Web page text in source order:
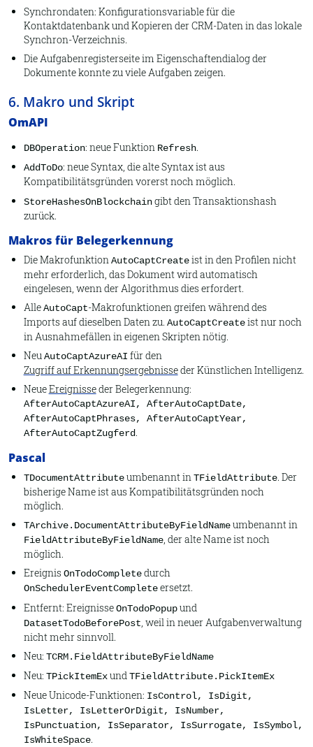
Synchrondaten: Konfigurationsvariable für die
Kontaktdatenbank und Kopieren der CRM-Daten in das lokale
Synchron-Verzeichnis.
Die Aufgabenregisterseite im Eigenschaftendialog der
Dokumente konnte zu viele Aufgaben zeigen.
6. Makro und Skript
OmAPI
DBOperation: neue Funktion Refresh.
AddToDo: neue Syntax, die alte Syntax ist aus
Kompatibilitätsgründen vorerst noch möglich.
StoreHashesOnBlockchaingibt den Transaktionshash
zurück.
Makros für Belegerkennung
Die Makrofunktion AutoCaptCreateist in den Profilen nicht
mehr erforderlich, das Dokument wird automatisch
eingelesen, wenn der Algorithmus dies erfordert.
AlleAutoCapt-Makrofunktionen greifen während des
Imports auf dieselben Daten zu. AutoCaptCreateist nur noch
in Ausnahmefällen in eigenen Skripten nötig.
NeuAutoCaptAzureAI für den
Zugriff auf Erkennungsergebnisseder Künstlichen Intelligenz.
NeueEreignisseder Belegerkennung:
AfterAutoCaptAzureAI, AfterAutoCaptDate,
AfterAutoCaptPhrases, AfterAutoCaptYear,
AfterAutoCaptZugferd.
Pascal
TDocumentAttributeumbenannt inTFieldAttribute. Der
bisherige Name ist aus Kompatibilitätsgründen noch
möglich.
TArchive.DocumentAttributeByFieldNameumbenannt in
FieldAttributeByFieldName, der alte Name ist noch
möglich.
Ereignis OnTodoCompletedurch
OnSchedulerEventCompleteersetzt.
Entfernt: EreignisseOnTodoPopupund
DatasetTodoBeforePost , weil in neuer Aufgabenverwaltung
nicht mehr sinnvoll.
Neu: TCRM.FieldAttributeByFieldName
Neu: TPickItemExundTFieldAttribute.PickItemEx
Neue Unicode-Funktionen: IsControl, IsDigit,
IsLetter, IsLetterOrDigit, IsNumber,
IsPunctuation, IsSeparator, IsSurrogate, IsSymbol,
IsWhiteSpace.